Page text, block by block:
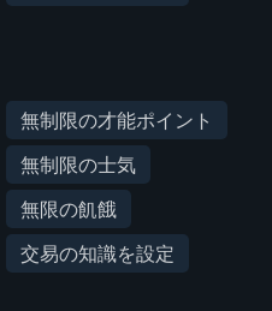
無制限の才能ポイント
無制限の士気
無限の飢餓
交易の知識を設定